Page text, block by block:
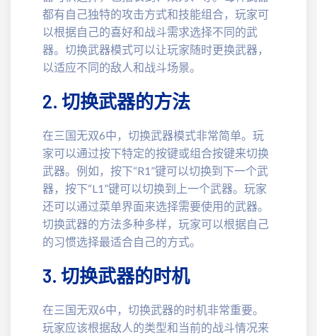
都有自己独特的攻击方式和技能组合，玩家可
以根据自己的喜好和战斗需求选择不同的武
器。切换武器模式可以让玩家随时更换武器，
以适应不同的敌人和战斗场景。
2. 切换武器的方法
在三国无双6中，切换武器模式非常简单。玩
家可以通过按下特定的按键或组合按键来切换
武器。例如，按下“R1”键可以切换到下一个武
器，按下“L1”键可以切换到上一个武器。玩家
还可以通过菜单界面来选择需要使用的武器。
切换武器的方法多种多样，玩家可以根据自己
的习惯选择最适合自己的方式。
3. 切换武器的时机
在三国无双6中，切换武器的时机非常重要。
玩家应该根据敌人的类型和当前的战斗情况来